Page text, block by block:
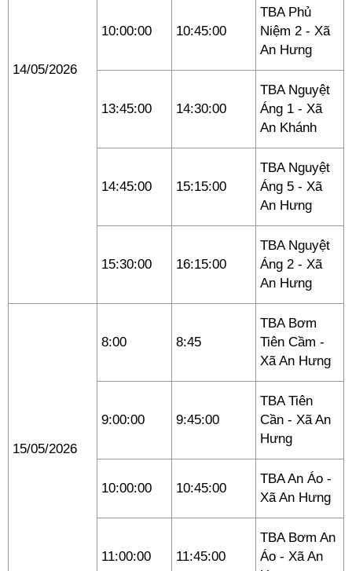
14/05/2026
10:00:00 10:45:00
TBA Phủ
Niệm 2 - Xã
An Hưng
13:45:00 14:30:00
TBA Nguyệt
Áng 1 - Xã
An Khánh
14:45:00 15:15:00
TBA Nguyệt
Áng 5 - Xã
An Hưng
15:30:00 16:15:00
TBA Nguyệt
Áng 2 - Xã
An Hưng
15/05/2026
8:00 8:45
TBA Bơm
Tiên Cầm -
Xã An Hưng
9:00:00 9:45:00
TBA Tiên
Cần - Xã An
Hưng
10:00:00 10:45:00
TBA An Áo -
Xã An Hưng
11:00:00 11:45:00
TBA Bơm An
Áo - Xã An